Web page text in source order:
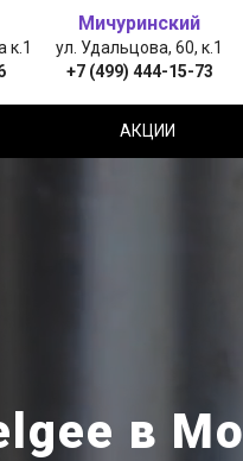
к.1
Мичуринский
ул. Удальцова, 60, к.1
+7 (499) 444-15-73
АКЦИИ
в